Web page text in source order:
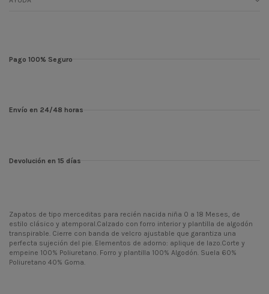
Pago 100% Seguro
Envío en 24/48 horas
Devolución en 15 días
Zapatos de tipo merceditas para recién nacida niña 0 a 18 Meses, de
estilo clásico y atemporal.Calzado con forro interior y plantilla de algodón
transpirable. Cierre con banda de velcro ajustable que garantiza una
perfecta sujeción del pie. Elementos de adorno: aplique de lazo.Corte y
empeine 100% Poliuretano. Forro y plantilla 100% Algodón. Suela 60%
Poliuretano 40% Goma.